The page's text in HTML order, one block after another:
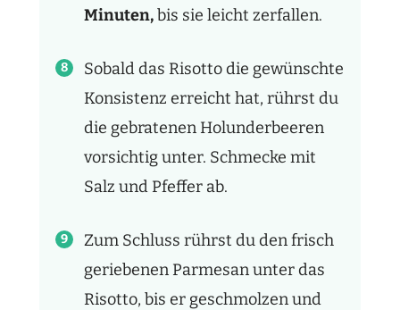
Minuten,bis sie leicht zerfallen.
Sobald das Risotto die gewünschte
Konsistenz erreicht hat, rührst du
die gebratenen Holunderbeeren
vorsichtig unter. Schmecke mit
Salz und Pfeffer ab.
Zum Schluss rührst du den frisch
geriebenen Parmesan unter das
Risotto, bis er geschmolzen und